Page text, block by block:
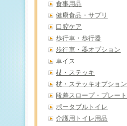
食事用品
健康食品・サプリ
口腔ケア
歩行車・歩行器
歩行車・器オプション
車イス
杖・ステッキ
杖・ステッキオプション
段差スロープ・プレート
ポータブルトイレ
介護用トイレ用品